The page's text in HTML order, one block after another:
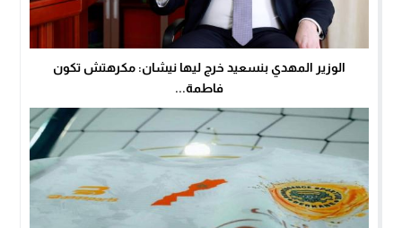
الوزير المهدي بنسعيد خرج ليها نيشان: مكرهتش تكون
فاطمة...